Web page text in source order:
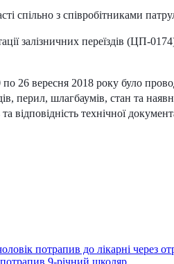
з співробітниками
залізничних переїздів (ЦП-
26 вересня 2018 року було
перил, шлагбаумів, стан та
відповідність технічної
потрапив до лікарні через
9-річний школяр